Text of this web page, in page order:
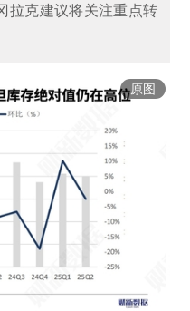
拉克建议将关注重点转
原图